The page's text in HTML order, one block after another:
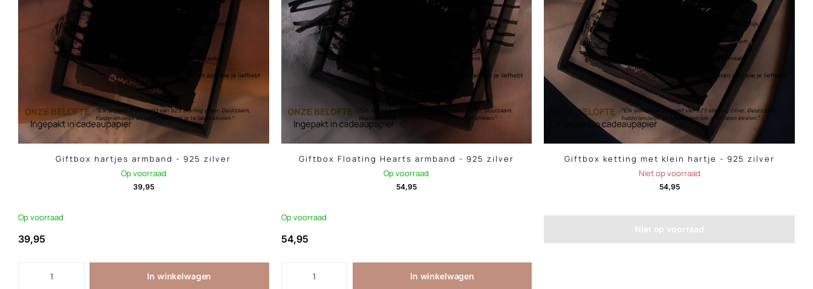
Giftbox hartjes armband - 925 zilver
Op voorraad
39,95
Op voorraad
39,95
In winkelwagen
Giftbox Floating Hearts armband - 925 zilver
Op voorraad
54,95
Op voorraad
54,95
In winkelwagen
Giftbox ketting met klein hartje - 925 zilver
Niet op voorraad
54,95
Niet op voorraad